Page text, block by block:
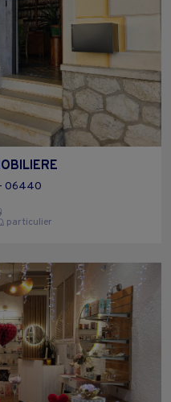
06440
particulier